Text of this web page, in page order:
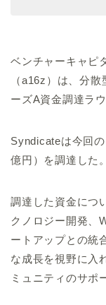
ベンチャーキャピ
（a16z）は、分
ーズA資金調達ラ
Syndicateは今回
億円）を調達した。
調達した資金につ
クノロジー開発、
ートアップとの統
な成長を視野に入
ミュニティのサポ